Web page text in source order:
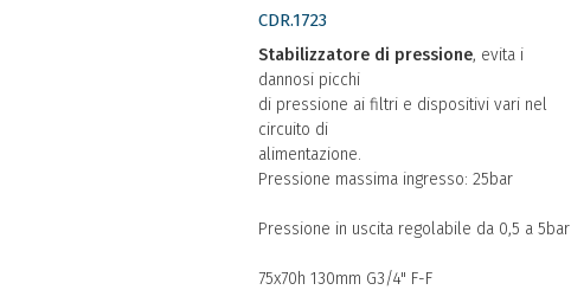
CDR.1723
Stabilizzatore di pressione, evita i
dannosi picchi
di pressione ai filtri e dispositivi vari nel
circuito di
alimentazione.
Pressione massima ingresso: 25bar
Pressione in uscita regolabile da 0,5 a 5bar
75x70h 130mm G3/4" F-F